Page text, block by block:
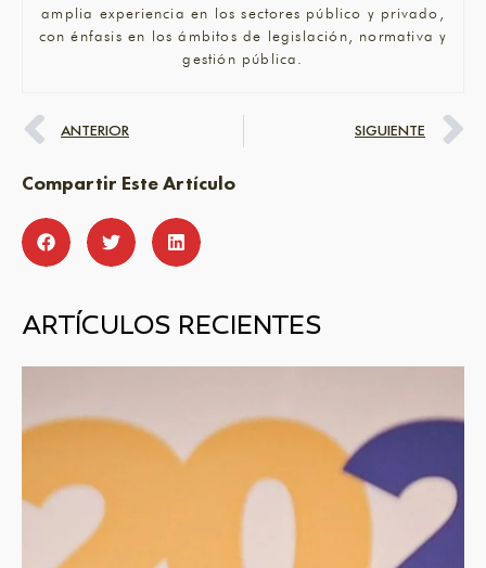
amplia experiencia en los sectores público y privado,
con énfasis en los ámbitos de legislación, normativa y
gestión pública.
ANTERIOR SIGUIENTE
Compartir Este Artículo
ARTÍCULOS RECIENTES